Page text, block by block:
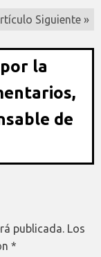
Siguiente »
la
de
publicada. Los
*